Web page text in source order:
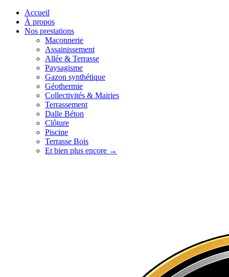
Accueil
À propos
Nos prestations
Maçonnerie
Assainissement
Allée & Terrasse
Paysagisme
Gazon synthétique
Géothermie
Collectivités & Mairies
Terrassement
Dalle Béton
Clôture
Piscine
Terrasse Bois
Et bien plus encore →